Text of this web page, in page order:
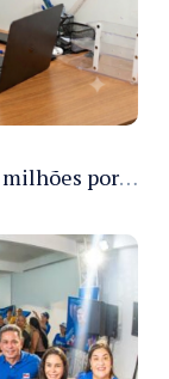
Pesca esportiva movimenta R$ 70 milhões por ano e ganha espaço na economia sustentável do Amazonas